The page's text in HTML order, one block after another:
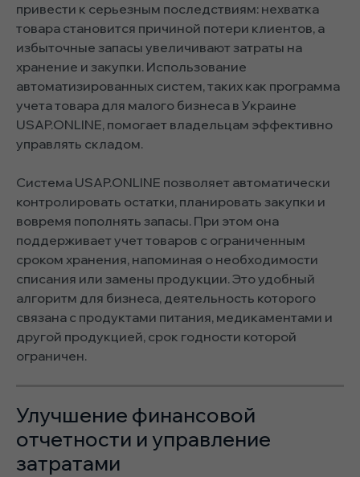
привести к серьезным последствиям: нехватка
товара становится причиной потери клиентов, а
избыточные запасы увеличивают затраты на
хранение и закупки. Использование
автоматизированных систем, таких как программа
учета товара для малого бизнеса в Украине
USAP.ONLINE, помогает владельцам эффективно
управлять складом.
Система USAP.ONLINE позволяет автоматически
контролировать остатки, планировать закупки и
вовремя пополнять запасы. При этом она
поддерживает учет товаров с ограниченным
сроком хранения, напоминая о необходимости
списания или замены продукции. Это удобный
алгоритм для бизнеса, деятельность которого
связана с продуктами питания, медикаментами и
другой продукцией, срок годности которой
ограничен.
Улучшение финансовой
отчетности и управление
затратами